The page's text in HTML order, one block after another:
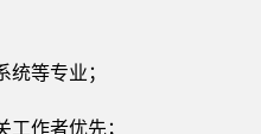
等专业；
作者优先；